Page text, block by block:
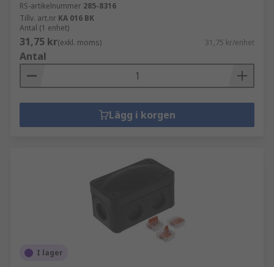
RS-artikelnummer 285-8316
Tillv. art.nr KA 016 BK
Antal (1 enhet)
31,75 kr(exkl. moms) 31,75 kr/enhet
Antal
Lägg i korgen
I lager